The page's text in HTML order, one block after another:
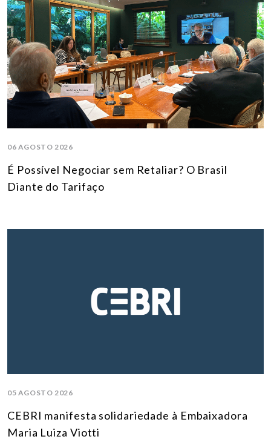
06 AGOSTO 2026
É Possível Negociar sem Retaliar? O Brasil
Diante do Tarifaço
05 AGOSTO 2026
CEBRI manifesta solidariedade à Embaixadora
Maria Luiza Viotti